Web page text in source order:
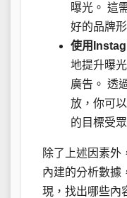
曝光。 這
好的品牌
使用
地提升曝
廣告。 透
放，你可
的目標受眾
除了上述因素外
內建的分析數據
現，找出哪些內